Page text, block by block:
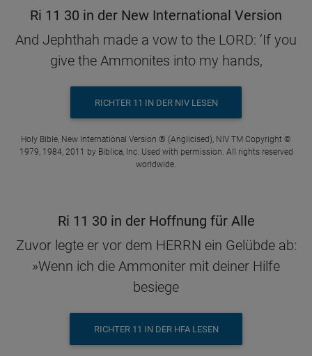
Ri 11 30 in der New International Version
And Jephthah made a vow to the LORD: ‘If you
give the Ammonites into my hands,
RICHTER 11 IN DER NIV LESEN
Holy Bible, New International Version ® (Anglicised), NIV TM Copyright ©
1979, 1984, 2011 by Biblica, Inc. Used with permission. All rights reserved
worldwide.
Ri 11 30 in der Hoffnung für Alle
Zuvor legte er vor dem HERRN ein Gelübde ab:
»Wenn ich die Ammoniter mit deiner Hilfe
besiege
RICHTER 11 IN DER HFA LESEN